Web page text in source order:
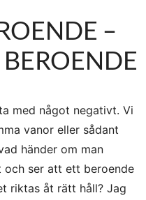
–
med något negativt. Vi
vanor eller sådant
händer om man
och ser att ett beroende
riktas åt rätt håll? Jag